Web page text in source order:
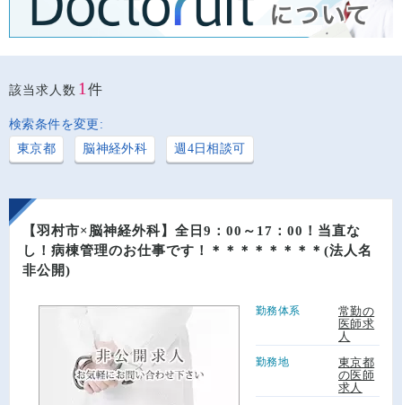
該当求人数 1件
検索条件を変更:
東京都
脳神経外科 週4日相談可
【羽村市×脳神経外科】全日9：00～17：00！当直な
し！病棟管理のお仕事です！＊＊＊＊＊＊＊＊(法人名
非公開)
勤務体系
常勤の
医師求
人
勤務地
東京都
の医師
求人